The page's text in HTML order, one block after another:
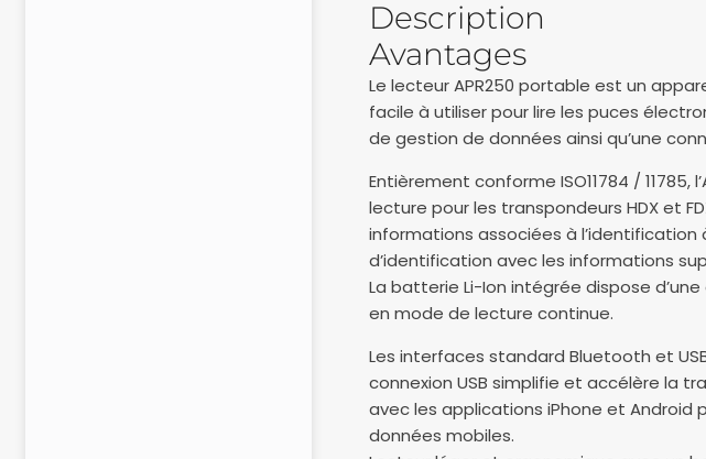
Description
Avantages
Le lecteur APR250 portable est un
facile à utiliser pour lire les puces
de gestion de données ainsi qu’une
Entièrement conforme ISO11784 /
lecture pour les transpondeurs HDX et
informations associées à l’identification
d’identification avec les informations
La batterie Li-Ion intégrée dispose
en mode de lecture continue.
Les interfaces standard Bluetooth et
connexion USB simplifie et accélère la
avec les applications iPhone et
données mobiles.